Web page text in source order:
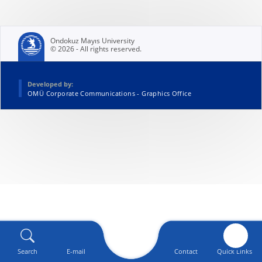
Search E-mail Contact Quick Links
Ondokuz Mayıs University
© 2026 - All rights reserved.
Developed by:
OMÜ Corporate Communications - Graphics Office